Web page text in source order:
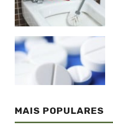
MAIS POPULARES